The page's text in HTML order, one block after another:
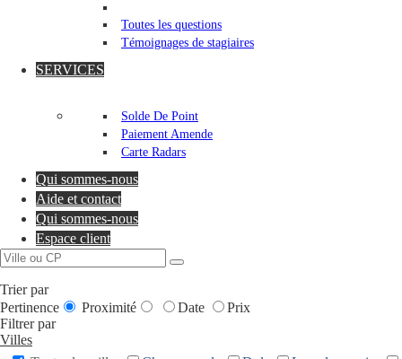
Toutes les questions
Témoignages de stagiaires
SERVICES
Solde De Point
Paiement Amende
Carte Radars
Qui sommes-nous
Aide et contact
Qui sommes-nous
Espace client
Trier par
Pertinence
Proximité Date
Prix
Filtrer par
Villes